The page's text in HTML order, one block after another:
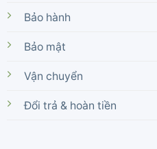
Bảo hành
Bảo mật
Vận chuyển
Đổi trả & hoàn tiền